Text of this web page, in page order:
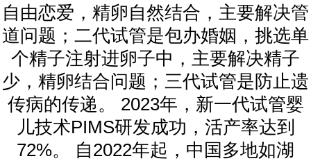
自由恋爱，精卵自然结合，主要解决管
道问题；二代试管是包办婚姻，挑选单
个精子注射进卵子中，主要解决精子
少，精卵结合问题；三代试管是防止遗
传病的传递。 2023年，新一代试管婴
儿技术PIMS研发成功，活产率达到
72%。 自2022年起，中国多地如湖